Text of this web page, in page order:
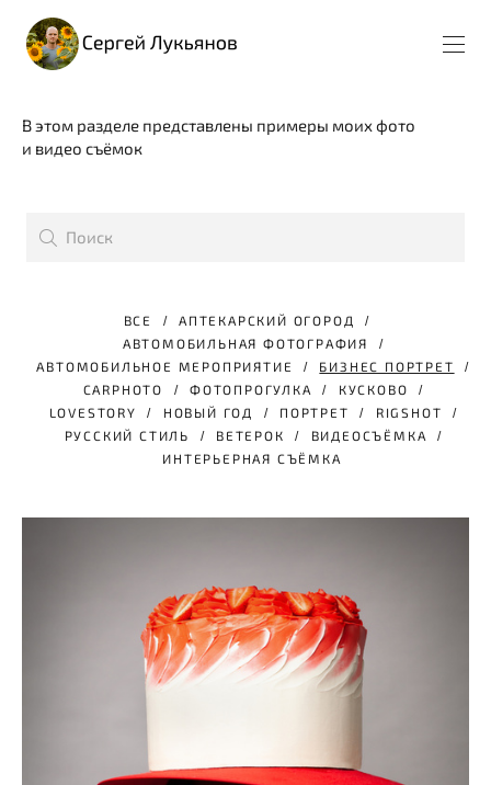
В этом разделе представлены примеры моих фото
и видео съёмок
ВСЕ
АПТЕКАРСКИЙ ОГОРОД
АВТОМОБИЛЬНАЯ ФОТОГРАФИЯ
АВТОМОБИЛЬНОЕ МЕРОПРИЯТИЕ
БИЗНЕС ПОРТРЕТ
CARPHOTO
ФОТОПРОГУЛКА
КУСКОВО
LOVESTORY
НОВЫЙ ГОД ПОРТРЕТ
RIGSHOT
РУССКИЙ СТИЛЬ
ВЕТЕРОК
ВИДЕОСЪЁМКА
ИНТЕРЬЕРНАЯ СЪЁМКА